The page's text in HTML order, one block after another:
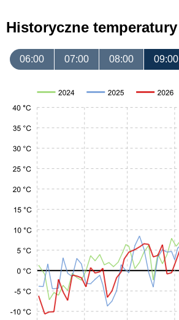
Historyczne temperatury
06:00 07:00 08:00 09:00